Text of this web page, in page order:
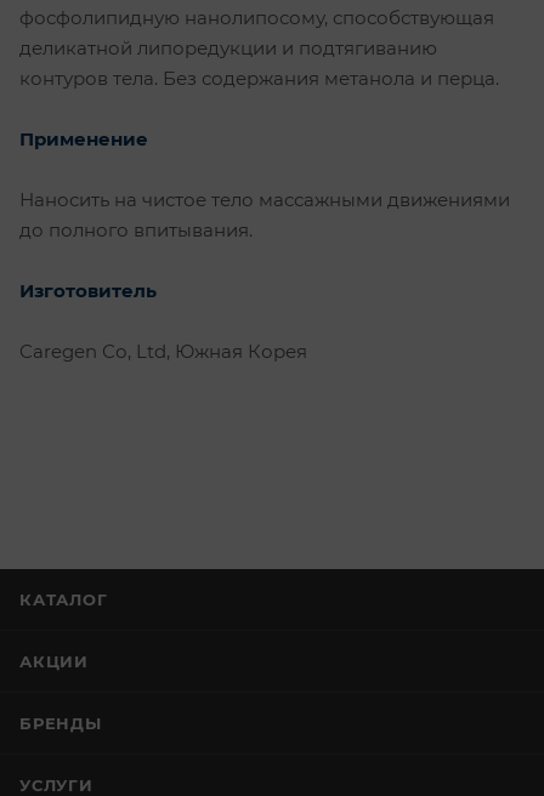
фосфолипидную нанолипосому, способствующая
деликатной липоредукции и подтягиванию
контуров тела. Без содержания метанола и перца.
Применение
Наносить на чистое тело массажными движениями
до полного впитывания.
Изготовитель
Caregen Со, Ltd, Южная Корея
КАТАЛОГ
АКЦИИ
БРЕНДЫ
УСЛУГИ